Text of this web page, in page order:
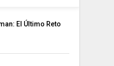
El Último Reto